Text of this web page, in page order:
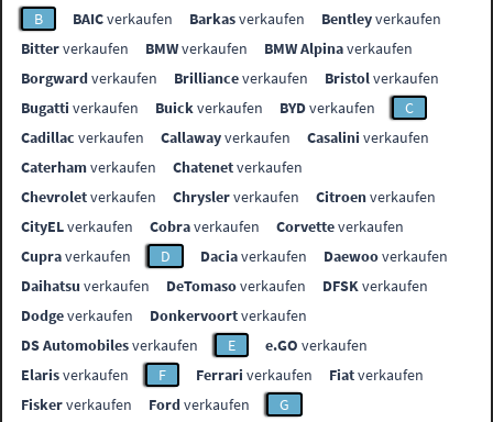
B
BAICverkaufen Barkasverkaufen Bentleyverkaufen
Bitterverkaufen BMWverkaufen BMW Alpinaverkaufen
Borgwardverkaufen Brillianceverkaufen Bristolverkaufen
Bugatti verkaufen Buickverkaufen BYDverkaufen
C
Cadillac verkaufen Callawayverkaufen Casalini verkaufen
Caterhamverkaufen Chatenetverkaufen
Chevroletverkaufen Chryslerverkaufen Citroenverkaufen
CityELverkaufen Cobraverkaufen Corvetteverkaufen
Cupraverkaufen D Daciaverkaufen Daewooverkaufen
Daihatsu verkaufen DeTomasoverkaufen DFSKverkaufen
Dodgeverkaufen Donkervoortverkaufen
DS Automobilesverkaufen E e.GO verkaufen
Elarisverkaufen F Ferrari verkaufen Fiatverkaufen
Fiskerverkaufen Fordverkaufen
G